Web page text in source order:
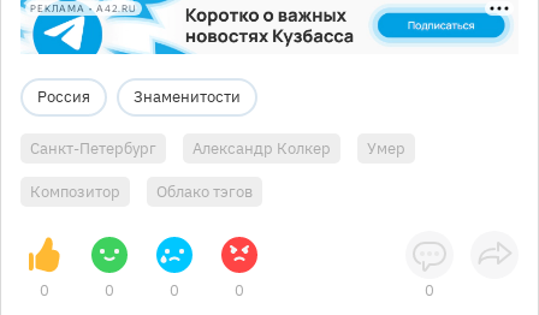
РЕКЛАМА • A42.RU
Россия Знаменитости
Санкт-Петербург Александр Колкер Умер
Композитор Облако тэгов
0 0 0 0 0